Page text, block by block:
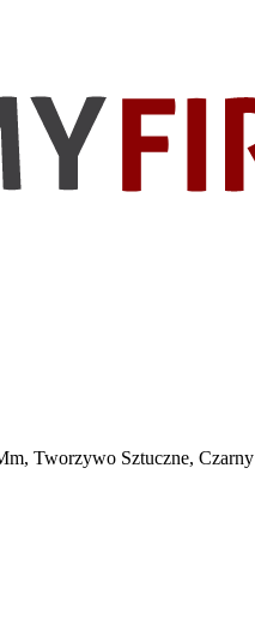
Tworzywo Sztuczne, Czarny